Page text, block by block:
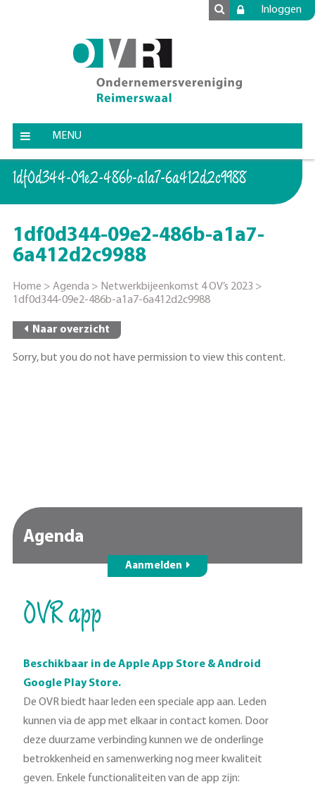
Inloggen
MENU
1df0d344-09e2-486b-a1a7-6a412d2c9988
1df0d344-09e2-486b-a1a7-
6a412d2c9988
Home > Agenda > Netwerkbijeenkomst 4 OV’s 2023 >
1df0d344-09e2-486b-a1a7-6a412d2c9988
Naar overzicht
Sorry, but you do not have permission to view this content.
Agenda
Aanmelden
OVR app
Beschikbaar in de Apple App Store & Android
Google Play Store.
De OVR biedt haar leden een speciale app aan. Leden
kunnen via de app met elkaar in contact komen. Door
deze duurzame verbinding kunnen we de onderlinge
betrokkenheid en samenwerking nog meer kwaliteit
geven. Enkele functionaliteiten van de app zijn: